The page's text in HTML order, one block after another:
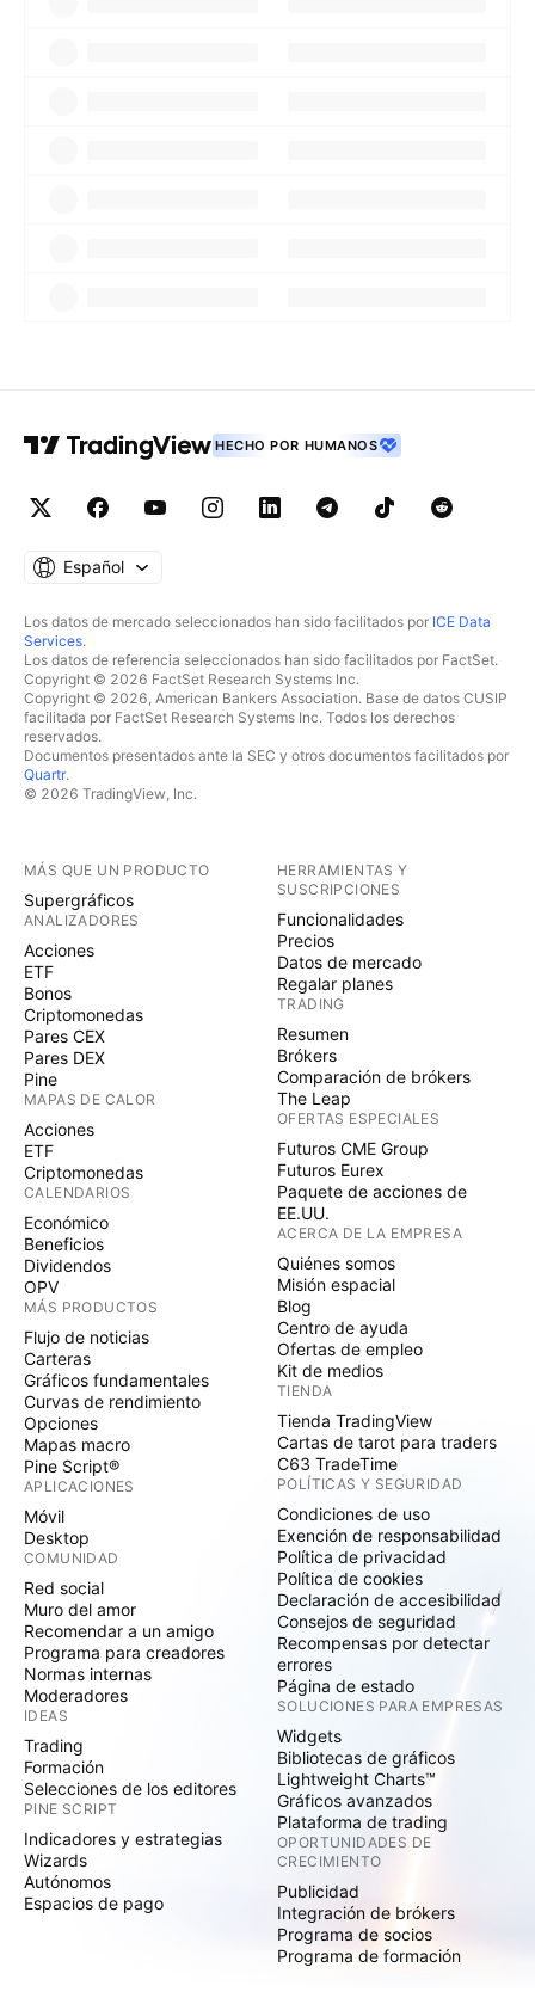
HECHO POR HUMANOS
Español
Los datos de mercado seleccionados han sido facilitados por ICE Data
Services.
Los datos de referencia seleccionados han sido facilitados por FactSet.
Copyright © 2026 FactSet Research Systems Inc.
Copyright © 2026, American Bankers Association. Base de datos CUSIP
facilitada por FactSet Research Systems Inc. Todos los derechos
reservados.
Documentos presentados ante la SEC y otros documentos facilitados por
Quartr.
© 2026 TradingView, Inc.
MÁS QUE UN PRODUCTO
Supergráficos
ANALIZADORES
Acciones
ETF
Bonos
Criptomonedas
Pares CEX
Pares DEX
Pine
MAPAS DE CALOR
Acciones
ETF
Criptomonedas
CALENDARIOS
Económico
Beneficios
Dividendos
OPV
MÁS PRODUCTOS
Flujo de noticias
Carteras
Gráficos fundamentales
Curvas de rendimiento
Opciones
Mapas macro
Pine Script®
APLICACIONES
Móvil
Desktop
COMUNIDAD
Red social
Muro del amor
Recomendar a un amigo
Programa para creadores
Normas internas
Moderadores
IDEAS
Trading
Formación
Selecciones de los editores
PINE SCRIPT
Indicadores y estrategias
Wizards
Autónomos
Espacios de pago
HERRAMIENTAS Y
SUSCRIPCIONES
Funcionalidades
Precios
Datos de mercado
Regalar planes
TRADING
Resumen
Brókers
Comparación de brókers
The Leap
OFERTAS ESPECIALES
Futuros CME Group
Futuros Eurex
Paquete de acciones de
EE.UU.
ACERCA DE LA EMPRESA
Quiénes somos
Misión espacial
Blog
Centro de ayuda
Ofertas de empleo
Kit de medios
TIENDA
Tienda TradingView
Cartas de tarot para traders
C63 TradeTime
POLÍTICAS Y SEGURIDAD
Condiciones de uso
Exención de responsabilidad
Política de privacidad
Política de cookies
Declaración de accesibilidad
Consejos de seguridad
Recompensas por detectar
errores
Página de estado
SOLUCIONES PARA EMPRESAS
Widgets
Bibliotecas de gráficos
Lightweight Charts™
Gráficos avanzados
Plataforma de trading
OPORTUNIDADES DE
CRECIMIENTO
Publicidad
Integración de brókers
Programa de socios
Programa de formación